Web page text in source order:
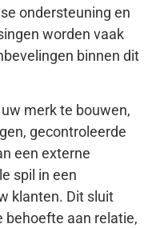
ondersteuning en
worden vaak
binnen dit
merk te bouwen,
gecontroleerde
een externe
spil in een
klanten. Dit sluit
behoefte aan relatie,